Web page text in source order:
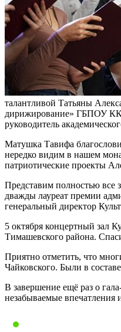
талантливой Татьяны
дирижирование» ГБПОУ КК
руководитель
Матушка Тавифа
нередко видим в нашем
патриотические проекты
Представим полностью все
дважды лауреат премии
генеральный директор
5 октября концертный зал
Тимашевского района.
Приятно отметить, что
Чайковского. Были в
В завершение ещё раз о
незабываемые